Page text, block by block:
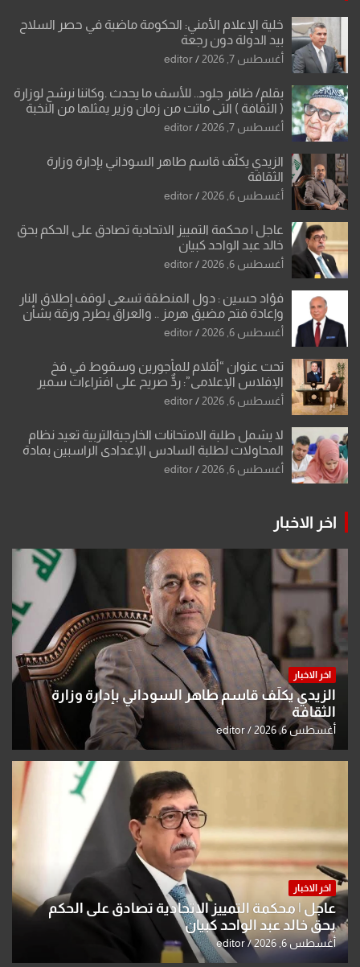
خلية الإعلام الأمني: الحكومة ماضية في حصر السلاح
بيد الدولة دون رجعة
أغسطس 7, 2026 editor
بقلم/ ظافر جلود.. للأسف ما يحدث .وكاننا نرشح لوزارة
( الثقافة ) التي ماتت من زمان وزير يمثلها من النخبة
والإرث العظيم للثقافة العراقية..
أغسطس 7, 2026 editor
الزيدي يكلّف قاسم طاهر السوداني بإدارة وزارة
الثقافة
أغسطس 6, 2026 editor
عاجل | محكمة التمييز الاتحادية تصادق على الحكم بحق
خالد عبد الواحد كبيان
أغسطس 6, 2026 editor
فؤاد حسين : دول المنطقة تسعى لوقف إطلاق النار
وإعادة فتح مضيق هرمز .. والعراق يطرح ورقة بشأن
تحولات القدس
أغسطس 6, 2026 editor
تحت عنوان “أقلام للمأجورين وسقوط في فخ
الإفلاس الإعلامي”: ردٌّ صريح على افتراءات سمير
الشكرجي
أغسطس 6, 2026 editor
لا يشمل طلبة الامتحانات الخارجيةالتربية تعيد نظام
المحاولات لطلبة السادس الإعدادي الراسبين بمادة
أو مادتين
أغسطس 6, 2026 editor
اخر الاخبار
اخر الاخبار
الزيدي يكلّف قاسم طاهر السوداني بإدارة وزارة
الثقافة
أغسطس 6, 2026 editor
اخر الاخبار
عاجل | محكمة التمييز الاتحادية تصادق على الحكم
بحق خالد عبد الواحد كبيان
أغسطس 6, 2026 editor